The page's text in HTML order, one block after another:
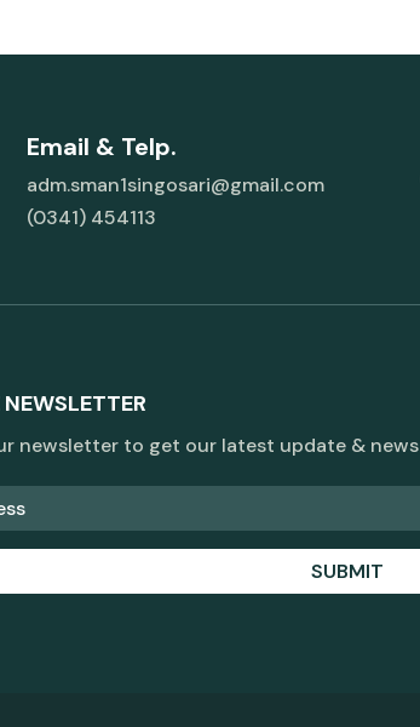
Email & Telp.
adm.sman1singosari@gmail.com
(0341) 454113
newsletter to get our latest update & news
SUBMIT